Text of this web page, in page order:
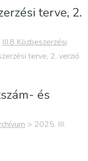
terve, 2.
III.8 Közbeszerzési
terve, 2. verzió
és
> 2025. III.